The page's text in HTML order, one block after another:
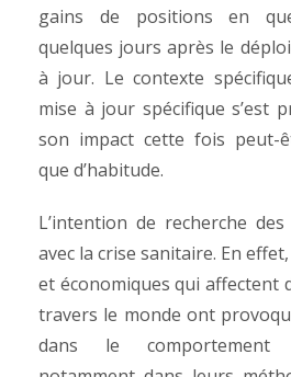
gains de positions en
quelques jours après le
à jour. Le contexte
mise à jour spécifique s’est
son impact cette fois peut-
que d’habitude.
L’intention de recherche
avec la crise sanitaire. En
et économiques qui affectent
travers le monde ont
dans le comportement